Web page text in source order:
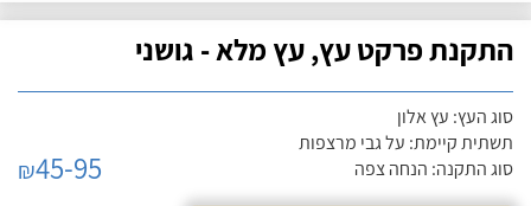
התקנת פרקט עץ, עץ מלא - גושני
סוג העץ: עץ אלון
תשתית קיימת: על גבי מרצפות
סוג התקנה: הנחה צפה
₪45-95